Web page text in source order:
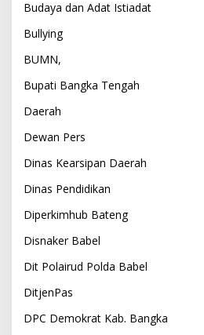
Budaya dan Adat Istiadat
Bullying
BUMN,
Bupati Bangka Tengah
Daerah
Dewan Pers
Dinas Kearsipan Daerah
Dinas Pendidikan
Diperkimhub Bateng
Disnaker Babel
Dit Polairud Polda Babel
DitjenPas
DPC Demokrat Kab. Bangka